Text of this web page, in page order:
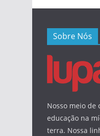
Sobre Nós
Nosso meio de
educação na
terra. Nossa